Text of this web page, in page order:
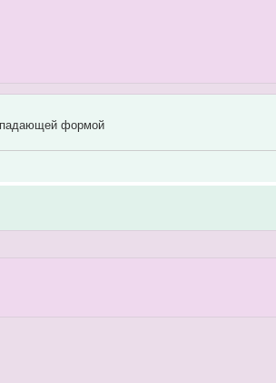
падающей формой